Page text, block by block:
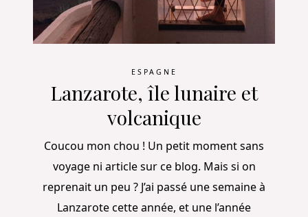
ESPAGNE
Lanzarote, île lunaire et
volcanique
Coucou mon chou ! Un petit moment sans
voyage ni article sur ce blog. Mais si on
reprenait un peu ? J’ai passé une semaine à
Lanzarote cette année, et une l’année